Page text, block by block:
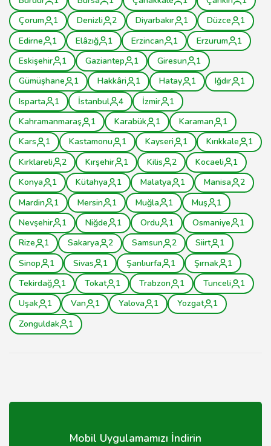
Çorum
1 Denizli 2 Diyarbakır 1 Düzce
1
Edirne
1 Elâzığ 1 Erzincan 1 Erzurum
1
Eskişehir
1 Gaziantep 1 Giresun
1
Gümüşhane
1 Hakkâri 1 Hatay 1 Iğdır
1
Isparta
1 İstanbul 4 İzmir
1
Kahramanmaraş
1 Karabük 1 Karaman
1
Kars
1 Kastamonu 1 Kayseri 1 Kırıkkale
1
Kırklareli
2 Kırşehir 1 Kilis 2 Kocaeli
1
Konya
1 Kütahya 1 Malatya 1 Manisa
2
Mardin
1 Mersin 1 Muğla 1 Muş
1
Nevşehir
1 Niğde 1 Ordu 1 Osmaniye
1
Rize
1 Sakarya 2 Samsun 2 Siirt
1
Sinop
1 Sivas 1 Şanlıurfa 1 Şırnak
1
Tekirdağ
1 Tokat 1 Trabzon 1 Tunceli
1
Uşak
1 Van 1 Yalova 1 Yozgat
1
Zonguldak
1
Mobil Uygulamamızı İndirin